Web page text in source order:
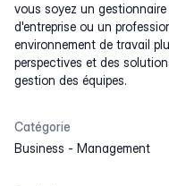
vous soyez un
d'entreprise ou un
environnement de travail
perspectives et des
gestion des équipes.
Catégorie
Business - Management